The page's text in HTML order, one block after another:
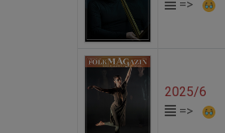
=>
2025/6
=>